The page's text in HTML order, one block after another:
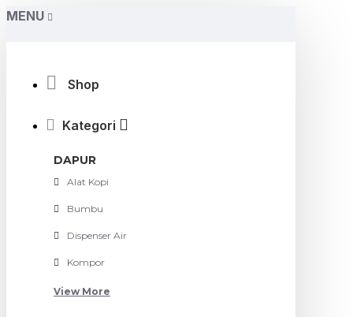
MENU
Shop
Kategori
DAPUR
Alat Kopi
Bumbu
Dispenser Air
Kompor
View More